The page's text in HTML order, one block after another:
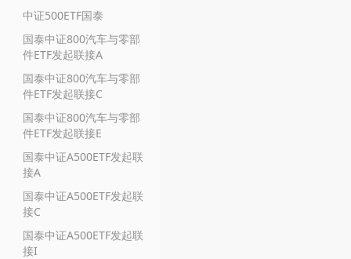
中证500ETF国泰
国泰中证800汽车与零部
件ETF发起联接A
国泰中证800汽车与零部
件ETF发起联接C
国泰中证800汽车与零部
件ETF发起联接E
国泰中证A500ETF发起联
接A
国泰中证A500ETF发起联
接C
国泰中证A500ETF发起联
接I